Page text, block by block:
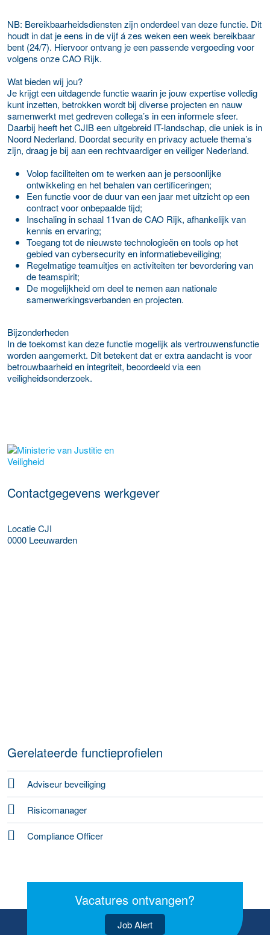
NB: Bereikbaarheidsdiensten zijn onderdeel van deze functie. Dit
houdt in dat je eens in de vijf á zes weken een week bereikbaar
bent (24/7). Hiervoor ontvang je een passende vergoeding voor
volgens onze CAO Rijk.
Wat bieden wij jou?
Je krijgt een uitdagende functie waarin je jouw expertise volledig
kunt inzetten, betrokken wordt bij diverse projecten en nauw
samenwerkt met gedreven collega’s in een informele sfeer.
Daarbij heeft het CJIB een uitgebreid IT-landschap, die uniek is in
Noord Nederland. Doordat security en privacy actuele thema’s
zijn, draag je bij aan een rechtvaardiger en veiliger Nederland.
Volop faciliteiten om te werken aan je persoonlijke
ontwikkeling en het behalen van certificeringen;
Een functie voor de duur van een jaar met uitzicht op een
contract voor onbepaalde tijd;
Inschaling in schaal 11van de CAO Rijk, afhankelijk van
kennis en ervaring;
Toegang tot de nieuwste technologieën en tools op het
gebied van cybersecurity en informatiebeveiliging;
Regelmatige teamuitjes en activiteiten ter bevordering van
de teamspirit;
De mogelijkheid om deel te nemen aan nationale
samenwerkingsverbanden en projecten.
Bijzonderheden
In de toekomst kan deze functie mogelijk als vertrouwensfunctie
worden aangemerkt. Dit betekent dat er extra aandacht is voor
betrouwbaarheid en integriteit, beoordeeld via een
veiligheidsonderzoek.
Meer werkgever details
Contactgegevens werkgever
Locatie CJI
0000 Leeuwarden
Gerelateerde functieprofielen
Adviseur beveiliging
Risicomanager
Compliance Officer
Vacatures ontvangen?
Job Alert